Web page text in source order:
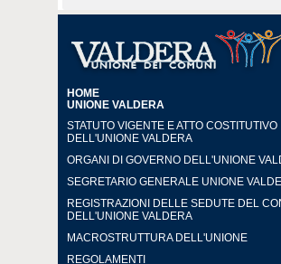
HOME
UNIONE VALDERA
STATUTO VIGENTE E ATTO COSTITUTIVO
DELL'UNIONE VALDERA
ORGANI DI GOVERNO DELL'UNIONE
SEGRETARIO GENERALE UNIONE
REGISTRAZIONI DELLE SEDUTE DEL
DELL'UNIONE VALDERA
MACROSTRUTTURA DELL'UNIONE
REGOLAMENTI